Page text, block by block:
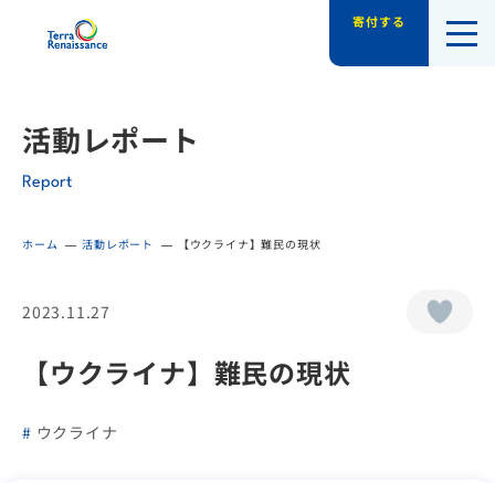
認定NPO法人テラ・ルネッサンス（平和
寄付する
活動レポート
Report
ホーム 活動レポート 【ウクライナ】難民の現状
2023.11.27
【ウクライナ】難民の現状
ウクライナ